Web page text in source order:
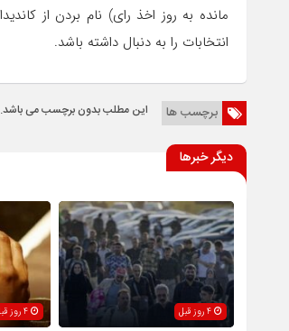
انتخابات را به دنبال داشته باشد.
برچسب ها این مطلب بدون برچسب می باشد.
دیگر خبرها
4 روز قبل 4 روز قبل